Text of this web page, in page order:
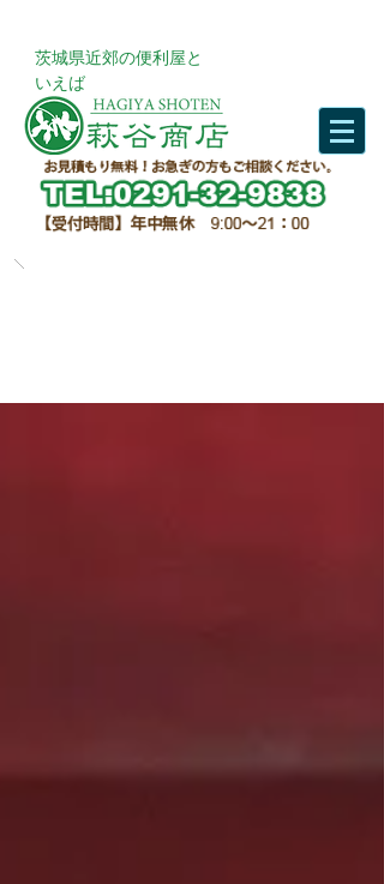
​茨城県近郊の便利屋と
いえば